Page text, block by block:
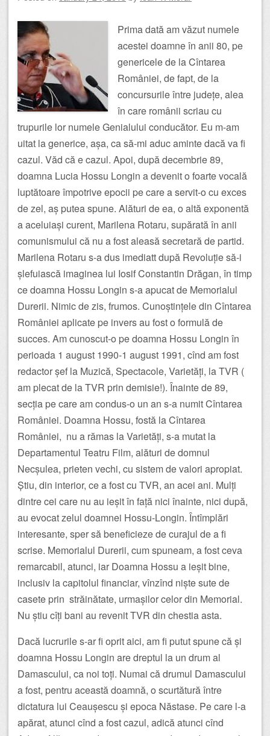
Prima dată am văzut numele
acestei doamne în anii 80, pe
genericele de la Cîntarea
României, de fapt, de la
concursurile între județe, alea
în care românii scriau cu
trupurile lor numele Genialului conducător. Eu m-am
uitat la generice, așa, ca să-mi aduc aminte dacă va fi
cazul. Văd că e cazul. Apoi, după decembrie 89,
doamna Lucia Hossu Longin a devenit o foarte vocală
luptătoare împotrive epocii pe care a servit-o cu exces
de zel, aș putea spune. Alături de ea, o altă exponentă
a aceluiași curent, Marilena Rotaru, supărată în anii
comunismului că nu a fost aleasă secretară de partid.
Marilena Rotaru s-a dus imediatt după Revoluție să-i
șlefuiască imaginea lui Iosif Constantin Drăgan, în timp
ce doamna Hossu Longin s-a apucat de Memorialul
Durerii. Nimic de zis, frumos. Cunoștințele din Cîntarea
României aplicate pe invers au fost o formulă de
succes. Am cunoscut-o pe doamna Hossu Longin în
perioada 1 august 1990-1 august 1991, cînd am fost
redactor șef la Muzică, Spectacole, Varietăți, la TVR (
am plecat de la TVR prin demisie!). Înainte de 89,
secția pe care am condus-o un an s-a numit Cîntarea
României. Doamna Hossu, fostă la Cîntarea
României, nu a rămas la Varietăți, s-a mutat la
Departamentul Teatru Film, alături de domnul
Necșulea, prieten vechi, cu sistem de valori apropiat.
Știu, din interior, ce a fost cu TVR, an acei ani. Mulți
dintre cei care nu au ieșit în față nici înainte, nici după,
au evocat zelul doamnei Hossu-Longin. Întîmplări
interesante, sper să beneficieze de curajul de a fi
scrise. Memorialul Durerii, cum spuneam, a fost ceva
remarcabil, atunci, iar Doamna Hossu a ieșit bine,
inclusiv la capitolul financiar, vînzînd niște sute de
casete prin străinătate, urmașilor celor din Memorial.
Nu știu cîți bani au revenit TVR din chestia asta.
Dacă lucrurile s-ar fi oprit aici, am fi putut spune că și
doamna Hossu Longin are dreptul la un drum al
Damascului, ca noi toți. Numai că drumul Damascului
a fost, pentru această doamnă, o scurtătură între
dictatura lui Ceaușescu și epoca Năstase. Pe care l-a
apărat, atunci cînd a fost cazul, adică atunci cînd